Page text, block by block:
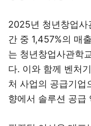
2025년 청년창업사
간 중 1,457%의 매
는 청년창업사관학
다. 이와 함께 벤처
처 사업의 공급기업
향에서 솔루션 공급